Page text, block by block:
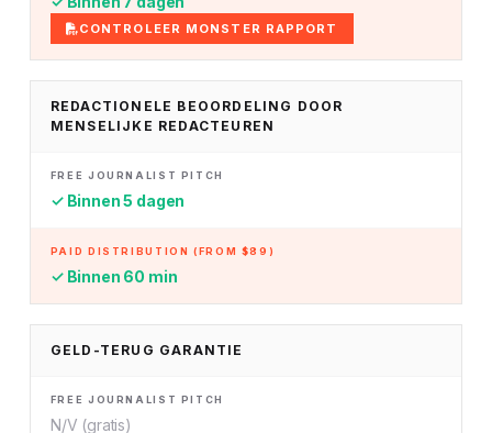
CONTROLEER MONSTER RAPPORT
REDACTIONELE BEOORDELING DOOR
MENSELIJKE REDACTEUREN
✓ Binnen 5 dagen
✓ Binnen 60 min
GELD-TERUG GARANTIE
N/V (gratis)